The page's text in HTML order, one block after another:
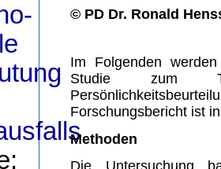
© PD Dr. Ronald
Im Folgenden
Studie zum
Forschungsbericht ist
Methoden
Die Untersuchung